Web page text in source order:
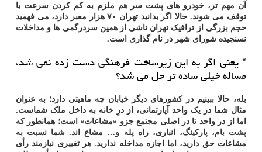
آن مهم تر، خودرو های پشت سر هم ملزم به کم کردن سرعت یا
توقف می شوند. حالا اگر بدانید تهران ۷۰ هزار معبر دارد، می فهمید
حجم بزرگی از ترافیک تهران ناشی از همین سردرگمی ها و مداخلات
نسنجیده شورای شهر در نام گذاری است.
* یعنی اگر به این زیرساخت فرهنگی دست زده نمی شد،
مساله خیلی ساده تر حل می شد؟
بله، حالا ببینیم در کشورهای دیگر خیابان چه ماهیتی دارد؛ به عنوان
مثال شما در یک واحد آپارتمانی، از درِ خانه به داخل ملک شماست.
اما از در واحد تا در اصلی مجتمع جزو «مشاعات» است؛ همانطور که
پشت بام، پارکینگ، انباری، راه پله و… مشاع اند. شما نسبت به
مشاعات حق دارید، اما اجازه مداخله ندارید. هر تغییری نیازمند رأی